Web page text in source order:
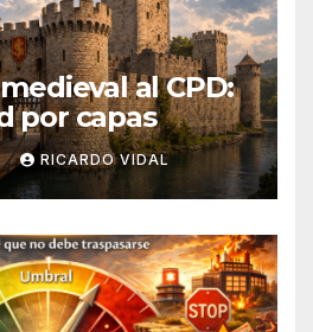
al CPD:
por capas
RICARDO VIDAL